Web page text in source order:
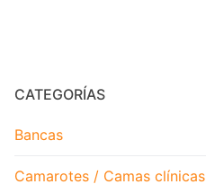
CATEGORÍAS
Bancas
Camarotes / Camas clínicas